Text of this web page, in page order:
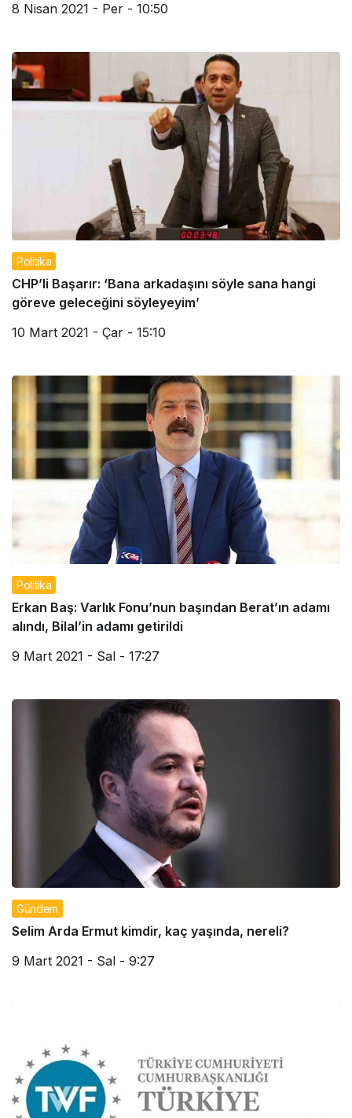
8 Nisan 2021 - Per - 10:50
Politika
CHP’li Başarır: ‘Bana arkadaşını söyle sana hangi
göreve geleceğini söyleyeyim’
10 Mart 2021 - Çar - 15:10
Politika
Erkan Baş: Varlık Fonu’nun başından Berat’ın adamı
alındı, Bilal’in adamı getirildi
9 Mart 2021 - Sal - 17:27
Gündem
Selim Arda Ermut kimdir, kaç yaşında, nereli?
9 Mart 2021 - Sal - 9:27